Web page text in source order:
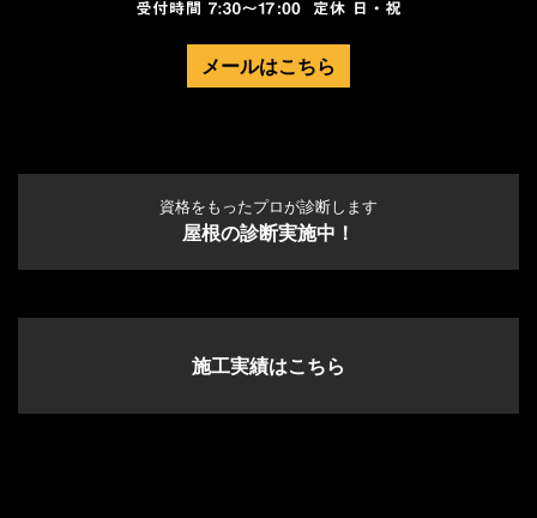
メールはこちら
資格をもったプロが診断します
屋根の診断実施中！
施工実績はこちら